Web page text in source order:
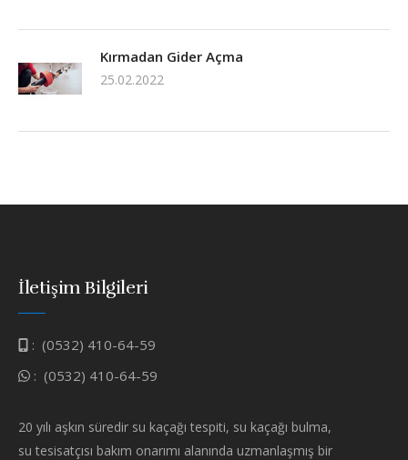
Kırmadan Gider Açma
25.02.2022
İletişim Bilgileri
: (0532) 410-64-59
: (0532) 410-64-59
20 yılı aşkın süredir su kaçağı tespiti, su kaçağı bulma,
su tesisatçısı bakım onarımı alanında uzmanlaşmış bir